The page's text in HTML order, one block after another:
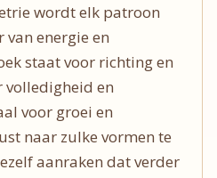
wordt elk patroon
van energie en
staat voor richting en
volledigheid en
voor groei en
naar zulke vormen te
aanraken dat verder